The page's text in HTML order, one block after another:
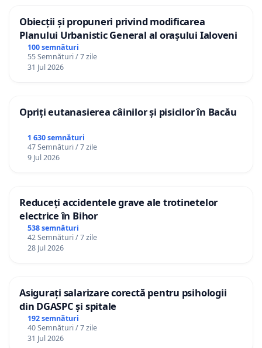
Obiecții și propuneri privind modificarea
Planului Urbanistic General al orașului Ialoveni
100 semnături
55 Semnături / 7 zile
31 Jul 2026
Opriți eutanasierea câinilor și pisicilor în Bacău
1 630 semnături
47 Semnături / 7 zile
9 Jul 2026
Reduceți accidentele grave ale trotinetelor
electrice în Bihor
538 semnături
42 Semnături / 7 zile
28 Jul 2026
Asigurați salarizare corectă pentru psihologii
din DGASPC și spitale
192 semnături
40 Semnături / 7 zile
31 Jul 2026